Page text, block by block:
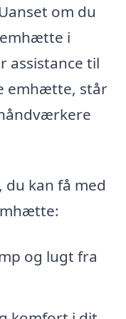
om du
i
assistance til
emhætte, står
kan få med
og lugt fra